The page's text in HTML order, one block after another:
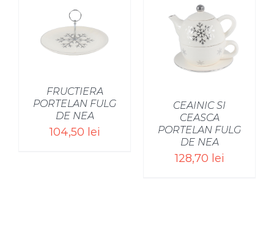
FRUCTIERA
PORTELAN FULG
DE NEA
104,50 lei
CEAINIC SI
CEASCA
PORTELAN FULG
DE NEA
128,70 lei